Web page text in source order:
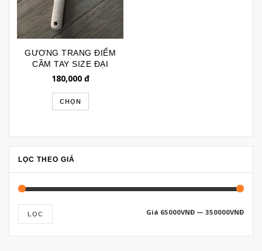
GƯƠNG TRANG ĐIỂM
CẦM TAY SIZE ĐẠI
GTD182
180,000đ
CHỌN
LỌC THEO GIÁ
LỌC Giá 65000VNĐ — 350000VNĐ